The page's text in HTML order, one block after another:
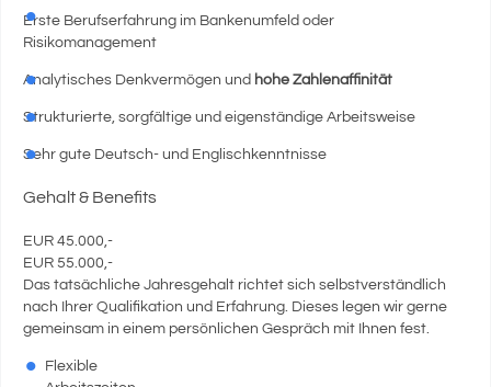
Erste Berufserfahrung im Bankenumfeld oder
Risikomanagement
Analytisches Denkvermögen und hohe Zahlenaffinität
Strukturierte, sorgfältige und eigenständige Arbeitsweise
Sehr gute Deutsch- und Englischkenntnisse
Gehalt & Benefits
EUR 45.000,-
EUR 55.000,-
Das tatsächliche Jahresgehalt richtet sich selbstverständlich
nach Ihrer Qualifikation und Erfahrung. Dieses legen wir gerne
gemeinsam in einem persönlichen Gespräch mit Ihnen fest.
Flexible